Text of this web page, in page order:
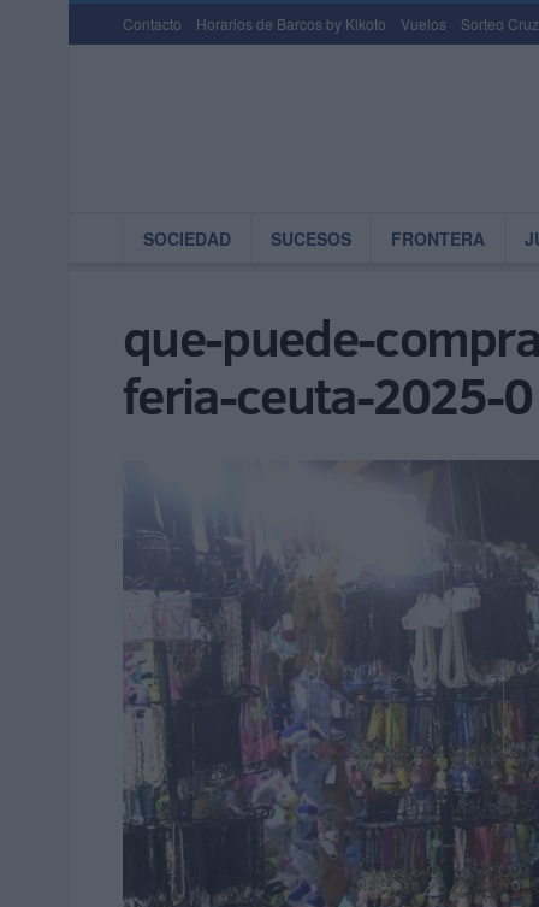
Contacto Horarios de Barcos by Kikoto Vuelos Sorteo
SOCIEDAD SUCESOS FRONTERA
que-puede-
feria-ceuta-2025-